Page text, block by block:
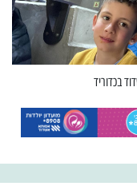
בכדוריד